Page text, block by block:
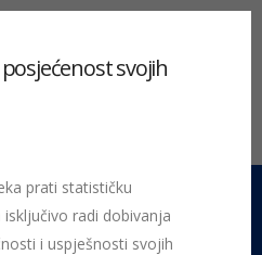
svojih
prati statističku
radi dobivanja
i uspješnosti svojih